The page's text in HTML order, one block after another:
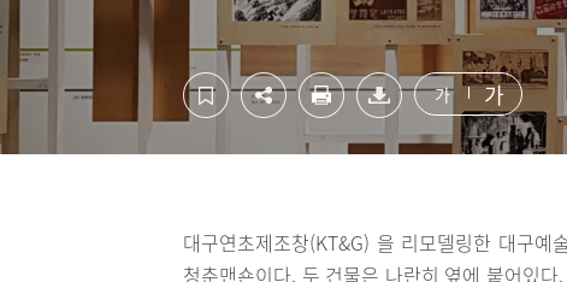
가 가
대구연초제조창(KT&G) 을 리모델링한 대구
청춘맨숀이다. 두 건물은 나란히 옆에 붙어있